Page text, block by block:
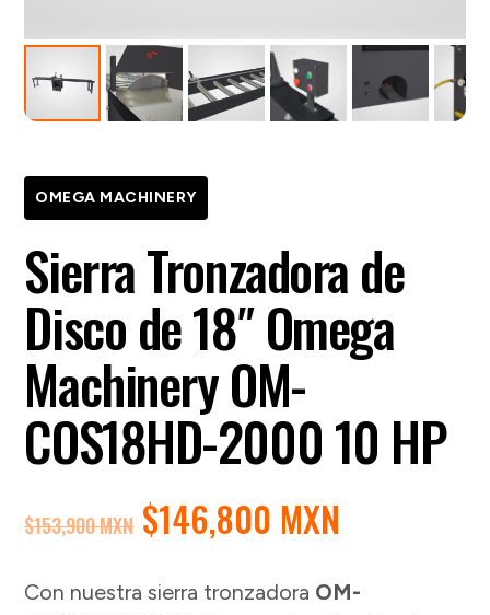
OMEGA MACHINERY
Sierra Tronzadora de
Disco de 18″ Omega
Machinery OM-
COS18HD-2000 10 HP
$153,900 MXN EL
PRECIO
ORIGINAL
$146,800 MXN
ACTUAL
Con nuestra sierra tronzadora OM-